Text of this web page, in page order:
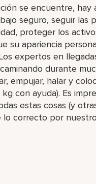
se encuentre, hay
seguro, seguir las
proteger los
su apariencia
expertos en
durante
empujar, halar y
con ayuda). Es
estas cosas (y
lo correcto por